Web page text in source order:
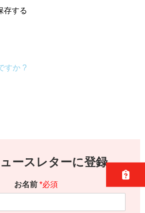
存する
すか ?
ースレターに登録
お名前 *必須